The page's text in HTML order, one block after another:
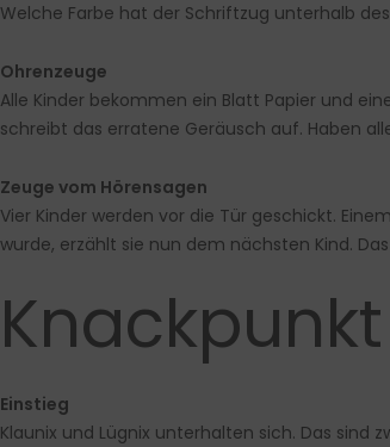
Welche Farbe hat der Schriftzug unterhalb
Ohrenzeuge
Alle Kinder bekommen ein Blatt Papier und
schreibt das erratene Geräusch auf. Haben
Zeuge vom Hörensagen
Vier Kinder werden vor die Tür geschickt.
wurde, erzählt sie nun dem nächsten Kind.
Knackpunkt
Einstieg
Klaunix und Lügnix unterhalten sich. Das sind